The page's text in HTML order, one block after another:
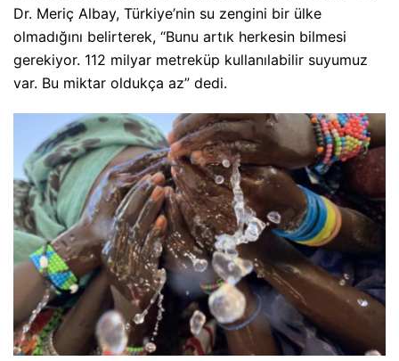
Dr. Meriç Albay, Türkiye’nin su zengini bir ülke
olmadığını belirterek, “Bunu artık herkesin bilmesi
gerekiyor. 112 milyar metreküp kullanılabilir suyumuz
var. Bu miktar oldukça az” dedi.